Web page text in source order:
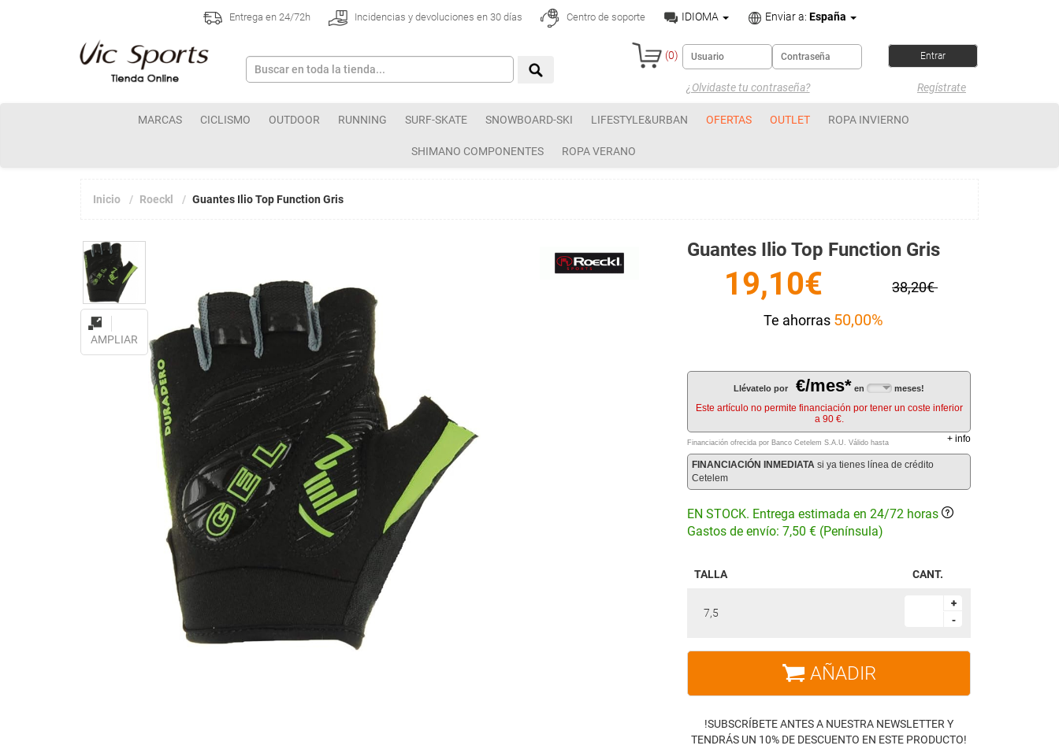
Entrega en 24/72h Incidencias y devoluciones en 30 días Centro de soporte IDIOMA Enviar a: España
(0)
¿Olvidaste tu contraseña? Regístrate
MARCAS CICLISMO OUTDOOR RUNNING SURF-SKATE SNOWBOARD-SKI LIFESTYLE&URBAN OFERTAS OUTLET ROPA INVIERNO
SHIMANO COMPONENTES ROPA VERANO
Inicio Roeckl Guantes Ilio Top Function Gris
AMPLIAR
Guantes Ilio Top Function Gris
19,10€
38,20€
Te ahorras 50,00%
Llévatelo por €/mes* en meses!
Este artículo no permite financiación por tener un coste inferior
a 90 €.
Financiación ofrecida por Banco Cetelem S.A.U. Válido hasta + info
FINANCIACIÓN INMEDIATA si ya tienes línea de crédito
Cetelem
EN STOCK. Entrega estimada en 24/72 horas
Gastos de envío: 7,50 € (Península)
TALLA CANT.
7,5
+
-
+
-
AÑADIR
!SUBSCRÍBETE ANTES A NUESTRA NEWSLETTER Y
TENDRÁS UN 10% DE DESCUENTO EN ESTE PRODUCTO!